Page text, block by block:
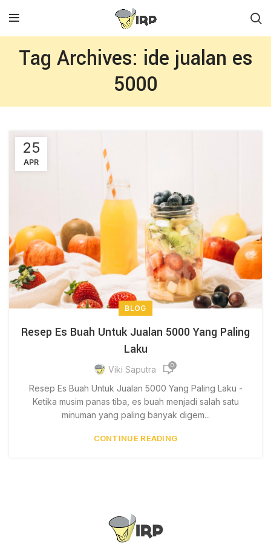
Tag Archives: ide jualan es
5000
25
APR
BLOG
Resep Es Buah Untuk Jualan 5000 Yang Paling
Laku
Viki Saputra 0
Resep Es Buah Untuk Jualan 5000 Yang Paling Laku -
Ketika musim panas tiba, es buah menjadi salah satu
minuman yang paling banyak digem...
CONTINUE READING